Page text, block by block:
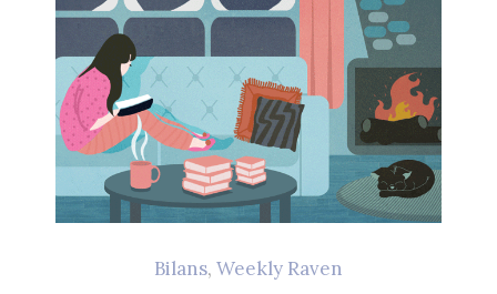
EN CE MOMENT, JE LIS…
Les Cités des Anciens, Intégrale 1
Robin Hobb
Fantasy Art: Peindre Un Univers De
The Art of Heikala: Works and
Bilans, Weekly Raven